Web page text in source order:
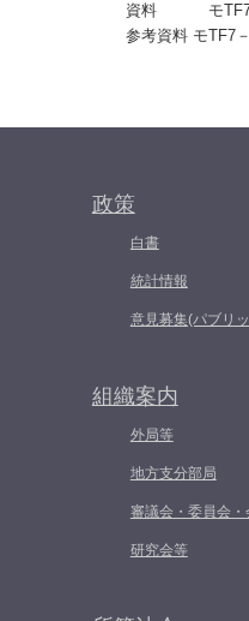
資料 モTF7
参考資料 モTF7
政策
白書
統計情報
意見募集(パブリ
組織案内
外局等
地方支分部局
審議会・委員会・
研究会等